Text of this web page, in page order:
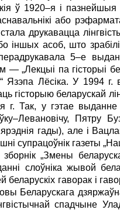
ў 1920–я і пазнейшыя
або
друкавацца
іншых асоб, што зрабілі
5–е
„Лекцыі па гісторыі
Язэпа Лёсіка. У 1994
гісторыю беларускай
г. Так, у гэтае
Пятру
гады), але і
супрацоўнік газеты
„Змены
слоўніка жывой
гаворак і
Беларускага
спадчыне